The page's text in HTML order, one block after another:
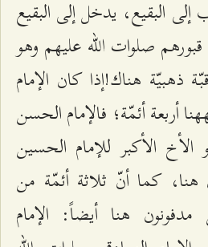
البقيع، يدخل إلى البقيع
صلوات الله عليهم وهو
ذهبيّة هناك!إذا كان الإمام
أربعة أئمّة؛ فالإمام الحسن
الأكبر للإمام الحسين
هنا، كما أنّ ثلاثة أئمّة من
مدفونون هنا أيضاً: الإمام